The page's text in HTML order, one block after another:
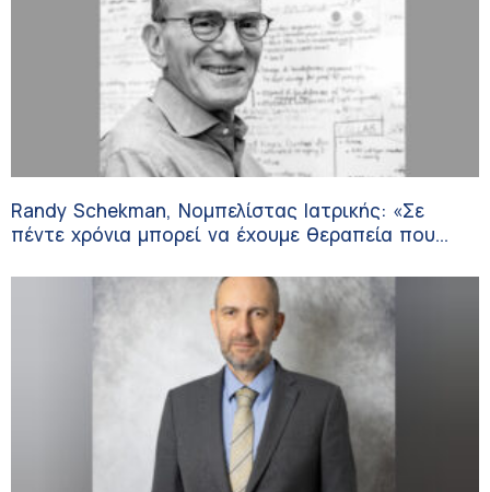
Randy Schekman, Νομπελίστας Ιατρικής: «Σε
πέντε χρόνια μπορεί να έχουμε θεραπεία που